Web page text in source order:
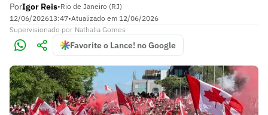
PorIgor Reis•Rio de Janeiro (RJ)
12/06/202613:47•Atualizado em 12/06/2026
Supervisionado por Nathalia Gomes
Favorite o Lance! no Google